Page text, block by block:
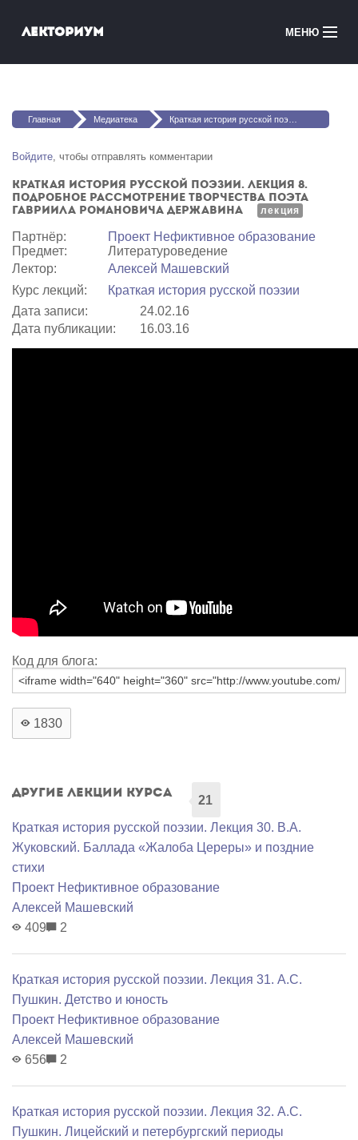
Лекториум МЕНЮ
Медиатека
Courses in English
Вы здесь
Главная Медиатека Краткая история русской поэзии. Лекция 8. Подробное рассмотрение творчества поэта Гавриила Романовича Державина
Войдите, чтобы отправлять комментарии
Краткая история русской поэзии. Лекция 8.
Подробное рассмотрение творчества поэта
Гавриила Романовича Державина
лекция
Партнёр:
Проект Нефиктивное образование
Предмет:
Литературоведение
Лектор:
Алексей Машевский
Курс лекций:
Краткая история русской поэзии
Дата записи:
24.02.16
Дата публикации:
16.03.16
Код для блога:
1830
Другие лекции курса
21
Краткая история русской поэзии. Лекция 30. В.А.
Жуковский. Баллада «Жалоба Цереры» и поздние
стихи
Проект Нефиктивное образование
Алексей Машевский
409
2
Краткая история русской поэзии. Лекция 31. А.С.
Пушкин. Детство и юность
Проект Нефиктивное образование
Алексей Машевский
656
2
Краткая история русской поэзии. Лекция 32. А.С.
Пушкин. Лицейский и петербургский периоды